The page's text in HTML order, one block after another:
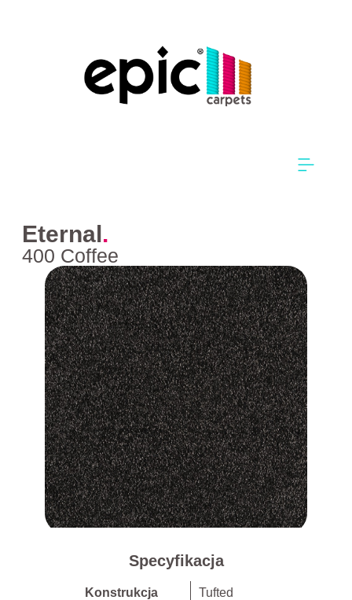
Eternal.
400 Coffee
Specyfikacja
Konstrukcja
Tufted